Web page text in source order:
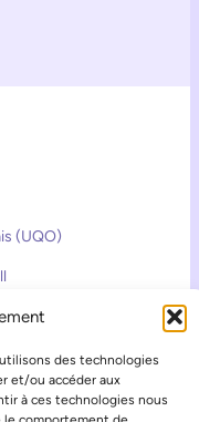
des technologies
et/ou accéder aux
à ces technologies nous
(UQO)